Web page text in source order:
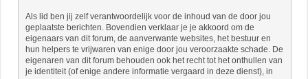
Als lid ben jij zelf verantwoordelijk voor de inhoud van de door jou
geplaatste berichten. Bovendien verklaar je je akkoord om de
eigenaars van dit forum, de aanverwante websites, het bestuur en
hun helpers te vrijwaren van enige door jou veroorzaakte schade. De
eigenaren van dit forum behouden ook het recht tot het onthullen van
je identiteit (of enige andere informatie vergaard in deze dienst), in